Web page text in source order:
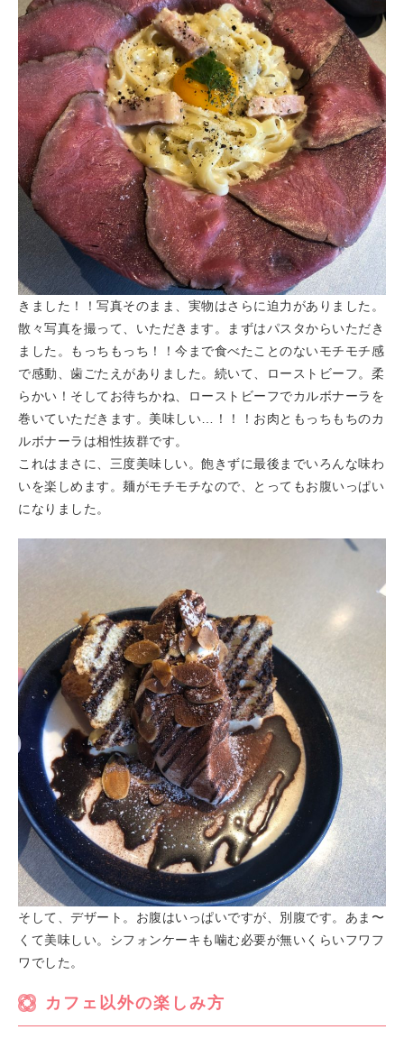
きました！！写真そのまま、実物はさらに迫力がありました。
散々写真を撮って、いただきます。まずはパスタからいただき
ました。もっちもっち！！今まで食べたことのないモチモチ感
で感動、歯ごたえがありました。続いて、ローストビーフ。柔
らかい！そしてお待ちかね、ローストビーフでカルボナーラを
巻いていただきます。美味しい…！！！お肉ともっちもちのカ
ルボナーラは相性抜群です。
これはまさに、三度美味しい。飽きずに最後までいろんな味わ
いを楽しめます。麺がモチモチなので、とってもお腹いっぱい
になりました。
そして、デザート。お腹はいっぱいですが、別腹です。あま〜
くて美味しい。シフォンケーキも噛む必要が無いくらいフワフ
ワでした。
カフェ以外の楽しみ方